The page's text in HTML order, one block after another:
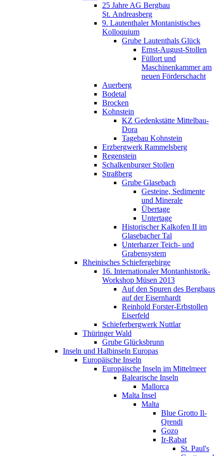
25 Jahre AG Bergbau
St. Andreasberg
9. Lautenthaler Montanistisches
Kolloquium
Grube Lautenthals Glück
Ernst-August-Stollen
Füllort und
Maschinenkammer am
neuen Förderschacht
Auerberg
Bodetal
Brocken
Kohnstein
KZ Gedenkstätte Mittelbau-
Dora
Tagebau Kohnstein
Erzbergwerk Rammelsberg
Regenstein
Schalkenburger Stollen
Straßberg
Grube Glasebach
Gesteine, Sedimente
und Minerale
Übertage
Untertage
Historischer Kalkofen II im
Glasebacher Tal
Unterharzer Teich- und
Grabensystem
Rheinisches Schiefergebirge
16. Internationaler Montanhistorik-
Workshop Müsen 2013
Auf den Spuren des Bergbaus
auf der Eisernhardt
Reinhold Forster-Erbstollen
Eiserfeld
Schieferbergwerk Nuttlar
Thüringer Wald
Grube Glücksbrunn
Inseln und Halbinseln Europas
Europäische Inseln
Europäische Inseln im Mittelmeer
Balearische Inseln
Mallorca
Malta Insel
Malta
Blue Grotto Il-
Qrendi
Gozo
Ir-Rabat
St. Paul's